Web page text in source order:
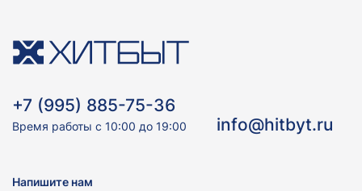
+7 (995) 885-75-36
Время работы с 10:00 до 19:00 info@hitbyt.ru
Напишите нам